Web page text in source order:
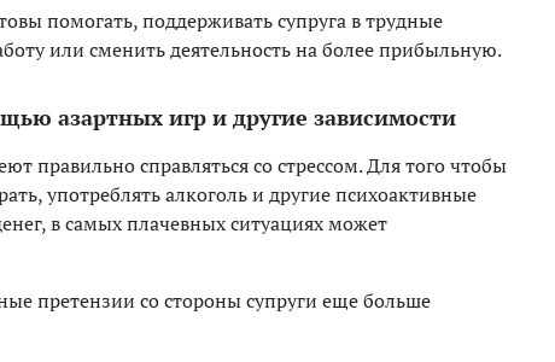
помогать, поддерживать супруга в трудные
или сменить деятельность на более прибыльную.
азартных игр и другие зависимости
правильно справляться со стрессом. Для того чтобы
употреблять алкоголь и другие психоактивные
в самых плачевных ситуациях может
претензии со стороны супруги еще больше